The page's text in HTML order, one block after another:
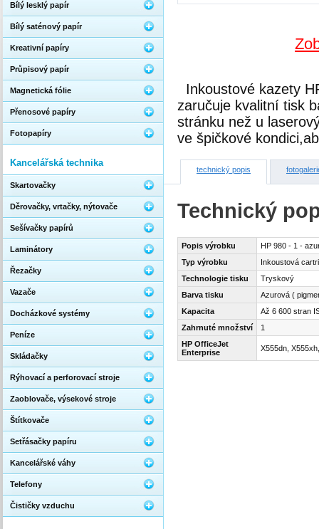
Inkoustové kazety
zaručuje kvalitní tisk
stránku než u
ve špičkové
technický popis
Technický
Popis výrobku
HP 980 - 1 -
Typ výrobku
Inkoustová
Technologie tisku
Tryskový
Barva tisku
Azurová (
Kapacita
Až 6 600 stran
Zahrnuté množství
1
HP OfficeJet
Enterprise
X555dn,
Bílý lesklý papír
Bílý saténový papír
Kreativní papíry
Průpisový papír
Magnetická fólie
Přenosové papíry
Fotopapíry
Kancelářská technika
Skartovačky
Děrovačky, vrtačky, nýtovače
Sešívačky papírů
Laminátory
Řezačky
Vazače
Docházkové systémy
Peníze
Skládačky
Rýhovací a perforovací stroje
Zaoblovače, výsekové stroje
Štítkovače
Setřásačky papíru
Kancelářské váhy
Telefony
Čističky vzduchu